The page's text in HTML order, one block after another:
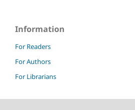
Information
For Readers
For Authors
For Librarians